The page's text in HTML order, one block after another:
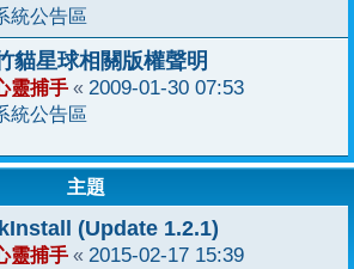
統公告區
貓星球相關版權聲明
靈捕手 « 2009-01-30 07:53
統公告區
主題
(Update 1.2.1)
靈捕手 « 2015-02-17 15:39